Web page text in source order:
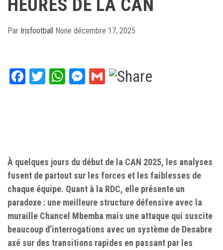
HEURES DE LA CAN
Par Irisfootball None décembre 17, 2025
Facebook
TwitterWhatsApp
Messenger
Gmail
À quelques jours du début de la CAN 2025, les analyses
fusent de partout sur les forces et les faiblesses de
chaque équipe. Quant à la RDC, elle présente un
paradoxe : une meilleure structure défensive avec la
muraille Chancel Mbemba mais une attaque qui suscite
beaucoup d’interrogations avec un système de Desabre
axé sur des transitions rapides en passant par les